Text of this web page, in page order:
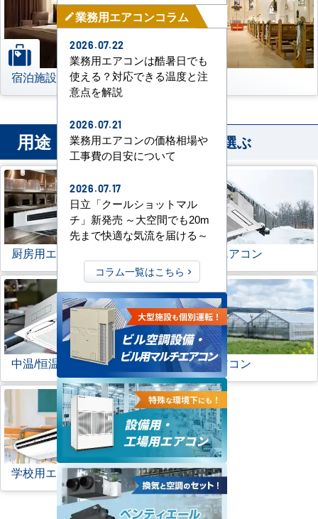
宿泊施設 その他
用途 から業務用エアコンを選ぶ
厨房用エアコン 寒冷地用エアコン
中温/恒温用エアコン 農業用エアコン
学校用エアコン
mode_edit業務用エアコンコラム
2026.07.22
業務用エアコンは酷暑日でも
使える？対応できる温度と注
意点を解説
2026.07.21
業務用エアコンの価格相場や
工事費の目安について
2026.07.17
日立「クールショットマル
チ」新発売 ～大空間でも20m
先まで快適な気流を届ける～
コラム一覧はこちら